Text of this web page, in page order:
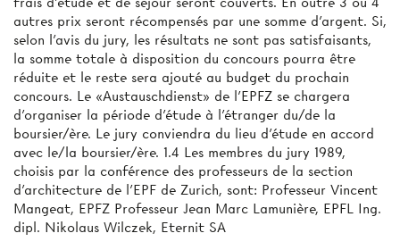
autres prix seront récompensés par une somme d'argent. Si,
selon l'avis du jury, les résultats ne sont pas satisfaisants,
la somme totale à disposition du concours pourra être
réduite et le reste sera ajouté au budget du prochain
concours. Le «Austauschdienst» de l'EPFZ se chargera
d'organiser la période d'étude à l'étranger du/de la
boursier/ère. Le jury conviendra du lieu d'étude en accord
avec le/la boursier/ère. 1.4 Les membres du jury 1989,
choisis par la conférence des professeurs de la section
d'architecture de l'EPF de Zurich, sont: Professeur Vincent
Mangeat, EPFZ Professeur Jean Marc Lamunière, EPFL Ing.
dipl. Nikolaus Wilczek, Eternit SA